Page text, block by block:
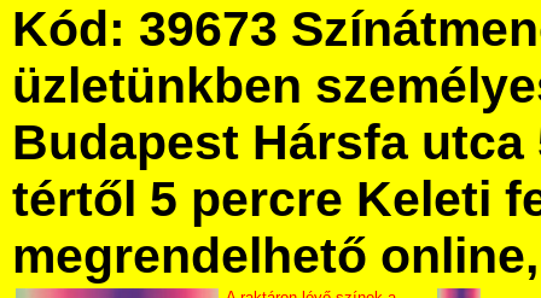
Kód: 39673
üzletünkben
Budapest Hársfa utca
tértől 5 percre Keleti
megrendelhető